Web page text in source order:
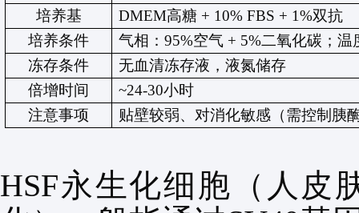
培养基
DMEM高糖 + 10% FBS + 1%双抗
培养条件
气相：95%空气 + 5%二氧化碳；温
冻存条件
无血清冻存液，液氮储存
倍增时间
~24-30小时
注意事项
贴壁较弱、对消化敏感（需控制胰
HSF永生化细胞 （ 人 皮